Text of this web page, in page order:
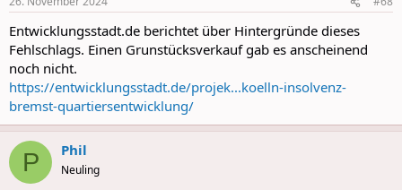
s
Entwicklungsstadt.de berichtet über Hintergründe dieses
Fehlschlags. Einen Grunstücksverkauf gab es anscheinend
noch nicht.
https://entwicklungsstadt.de/projek...koelln-insolvenz-
bremst-quartiersentwicklung/
P Phil
Neuling